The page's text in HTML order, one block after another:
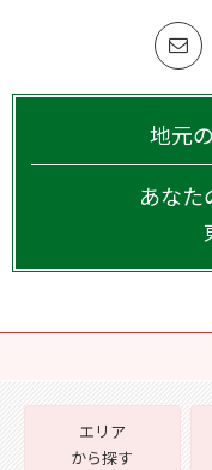
地元
あな
エリア
から探す